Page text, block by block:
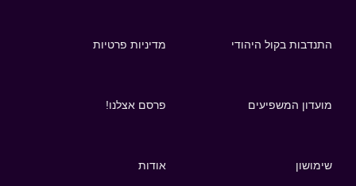
התנדבות בקול היהודי מדיניות פרטיות
מועדון המשפיעים פרסם אצלנו!
שימושון אודות